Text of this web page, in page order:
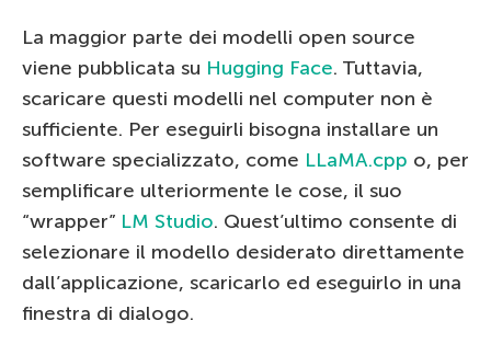
La maggior parte dei modelli open source
viene pubblicata su Hugging Face. Tuttavia,
scaricare questi modelli nel computer non è
sufficiente. Per eseguirli bisogna installare un
software specializzato, come LLaMA.cpp o, per
semplificare ulteriormente le cose, il suo
“wrapper” LM Studio. Quest’ultimo consente di
selezionare il modello desiderato direttamente
dall’applicazione, scaricarlo ed eseguirlo in una
finestra di dialogo.